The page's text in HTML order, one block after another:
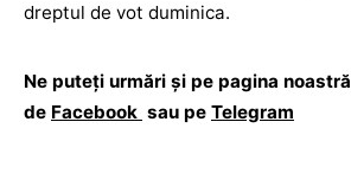
dreptul de vot duminica.
Ne puteți urmări și pe pagina noastră
de Facebook sau pe Telegram